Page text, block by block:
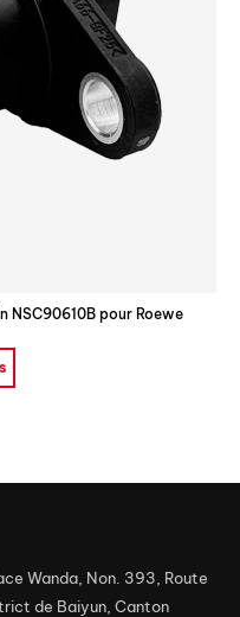
NSC90610B pour Roewe
Wanda, Non. 393, Route
de Baiyun, Canton